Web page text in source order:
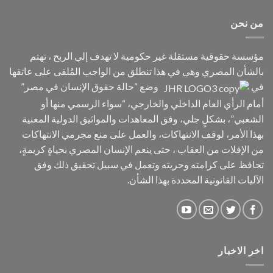
من نحن
مؤسسة حقوقية مستقلة غير حكومية لا تهدف إلي الربح ، تهتم
بالشأن المصري وهي في هذا تنطلق من الواجب المُلقى على عاتقها
في
وضع “حالة حقوق الإنسان في مصر”
أمام الرأي العام الداخلي والخارجي، “سواء الرسمي منها أو
الشعبي”، بشكلٍ جلي، وفق المعاهدات والمواثيق الدولية المعنية
بهذا الأمر، لوقف الانتهاكات، والعمل على منع مجرمي الانتهاكات
من الإفلات من العقاب ، حتى ينعم الإنسان المصري بحياةٍ كريمةٍ،
تحافظ على كرامته وحريته وتعمل في سبيل تحقيق ذلك وفق
الآليات القانونية المحددة بهذا الشأن.
اخر الاخبار